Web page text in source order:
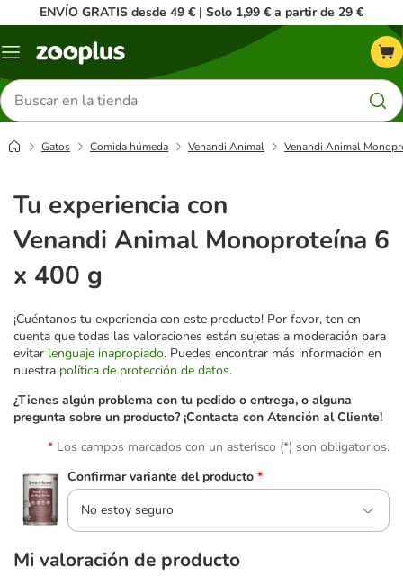
ENVÍO GRATIS desde 49 € | Solo 1,99 € a partir de 29 €
Menú
Buscar
productos
Gatos Comida húmeda Venandi Animal Venandi Animal
Tu experiencia con
Venandi Animal Monoproteína 6
x 400 g
¡Cuéntanos tu experiencia con este producto! Por favor, ten en
cuenta que todas las valoraciones están sujetas a moderación para
evitar lenguaje inapropiado. Puedes encontrar más información en
nuestra política de protección de datos.
¿Tienes algún problema con tu pedido o entrega, o alguna
pregunta sobre un producto? ¡Contacta con Atención al Cliente!
Los campos marcados con un asterisco (*) son obligatorios.
Confirmar variante del producto *
No estoy seguro
Mi valoración de producto